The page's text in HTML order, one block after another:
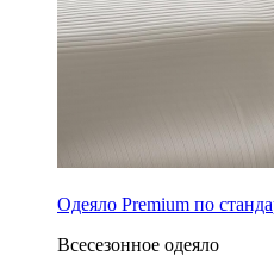
Одеяло Premium по
Всесезонное одеяло